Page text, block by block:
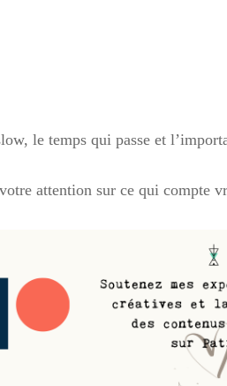
le temps qui passe et
attention sur ce qui compte